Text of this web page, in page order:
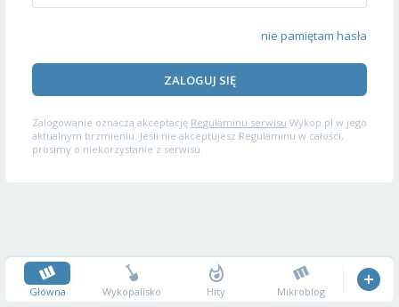
nie pamiętam hasła
ZALOGUJ SIĘ
Zalogowanie oznacza akceptację Regulaminu serwisu Wykop.pl w jego
aktualnym brzmieniu. Jeśli nie akceptujesz Regulaminu w całości,
prosimy o niekorzystanie z serwisu.
Główna Wykopalisko Hity Mikroblog